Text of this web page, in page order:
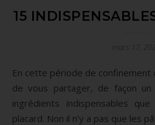
15
En cette période de confinement #coronavirus, et j’ai envie
de vous partager, de façon
ingrédients indispensables
placard. Non il n’y a pas que les